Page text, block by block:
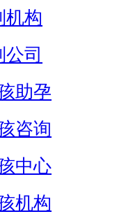
机构
司
助孕
咨询
中心
机构